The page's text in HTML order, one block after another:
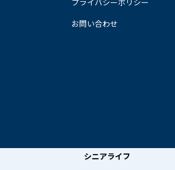
お問い合わせ
シニアライフ